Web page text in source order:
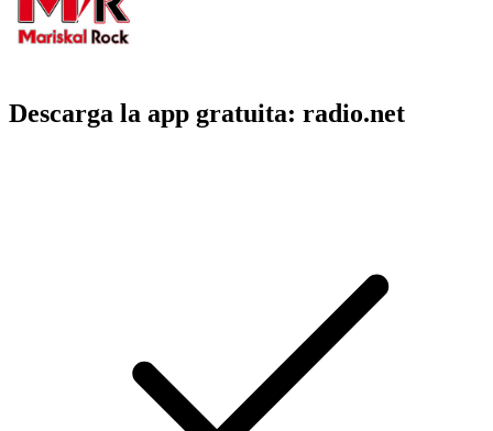
Descarga la app gratuita: radio.net